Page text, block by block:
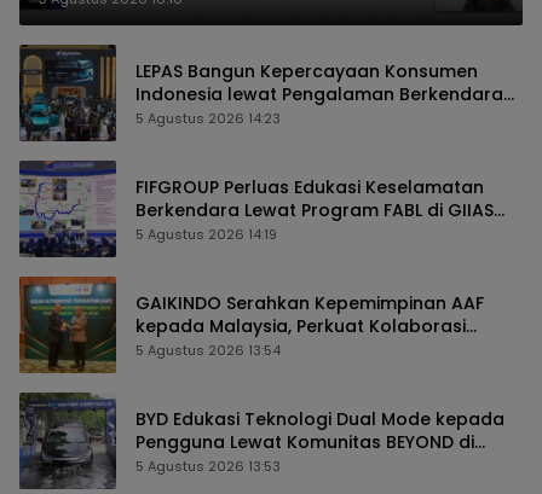
LEPAS Bangun Kepercayaan Konsumen
Indonesia lewat Pengalaman Berkendara
hingga Layanan Purnajual
5 Agustus 2026 14:23
FIFGROUP Perluas Edukasi Keselamatan
Berkendara Lewat Program FABL di GIIAS
2026
5 Agustus 2026 14:19
GAIKINDO Serahkan Kepemimpinan AAF
kepada Malaysia, Perkuat Kolaborasi
Industri Otomotif ASEAN
5 Agustus 2026 13:54
BYD Edukasi Teknologi Dual Mode kepada
Pengguna Lewat Komunitas BEYOND di
GIIAS 2026
5 Agustus 2026 13:53